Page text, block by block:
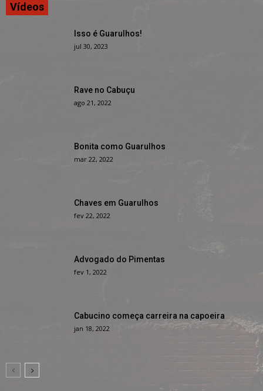
Vídeos
Isso é Guarulhos!
jul 30, 2023
Rave no Cabuçu
ago 21, 2022
Bonita como Guarulhos
mar 22, 2022
Chaves em Guarulhos
fev 22, 2022
Advogado do Pimentas
fev 1, 2022
Cabucino começa carreira na capoeira
jan 18, 2022